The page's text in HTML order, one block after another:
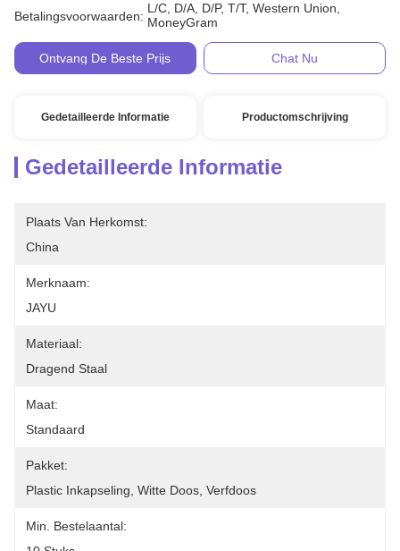
Betalingsvoorwaarden:
L/C, D/A, D/P, T/T, Western Union,
MoneyGram
Ontvang De Beste Prijs Chat Nu
Gedetailleerde Informatie Productomschrijving
Gedetailleerde Informatie
Plaats Van Herkomst:
China
Merknaam:
JAYU
Materiaal:
Dragend Staal
Maat:
Standaard
Pakket:
Plastic Inkapseling, Witte Doos, Verfdoos
Min. Bestelaantal: